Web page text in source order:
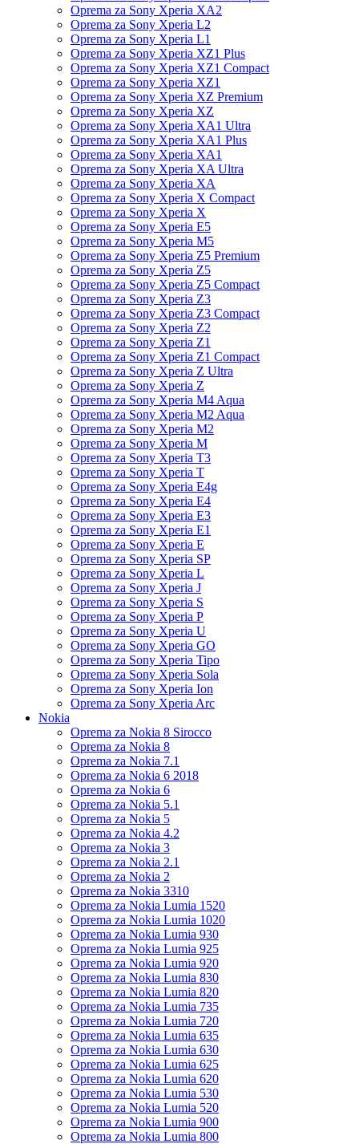
Oprema za Sony Xperia XA2
Oprema za Sony Xperia L2
Oprema za Sony Xperia L1
Oprema za Sony Xperia XZ1 Plus
Oprema za Sony Xperia XZ1 Compact
Oprema za Sony Xperia XZ1
Oprema za Sony Xperia XZ Premium
Oprema za Sony Xperia XZ
Oprema za Sony Xperia XA1 Ultra
Oprema za Sony Xperia XA1 Plus
Oprema za Sony Xperia XA1
Oprema za Sony Xperia XA Ultra
Oprema za Sony Xperia XA
Oprema za Sony Xperia X Compact
Oprema za Sony Xperia X
Oprema za Sony Xperia E5
Oprema za Sony Xperia M5
Oprema za Sony Xperia Z5 Premium
Oprema za Sony Xperia Z5
Oprema za Sony Xperia Z5 Compact
Oprema za Sony Xperia Z3
Oprema za Sony Xperia Z3 Compact
Oprema za Sony Xperia Z2
Oprema za Sony Xperia Z1
Oprema za Sony Xperia Z1 Compact
Oprema za Sony Xperia Z Ultra
Oprema za Sony Xperia Z
Oprema za Sony Xperia M4 Aqua
Oprema za Sony Xperia M2 Aqua
Oprema za Sony Xperia M2
Oprema za Sony Xperia M
Oprema za Sony Xperia T3
Oprema za Sony Xperia T
Oprema za Sony Xperia E4g
Oprema za Sony Xperia E4
Oprema za Sony Xperia E3
Oprema za Sony Xperia E1
Oprema za Sony Xperia E
Oprema za Sony Xperia SP
Oprema za Sony Xperia L
Oprema za Sony Xperia J
Oprema za Sony Xperia S
Oprema za Sony Xperia P
Oprema za Sony Xperia U
Oprema za Sony Xperia GO
Oprema za Sony Xperia Tipo
Oprema za Sony Xperia Sola
Oprema za Sony Xperia Ion
Oprema za Sony Xperia Arc
Nokia
Oprema za Nokia 8 Sirocco
Oprema za Nokia 8
Oprema za Nokia 7.1
Oprema za Nokia 6 2018
Oprema za Nokia 6
Oprema za Nokia 5.1
Oprema za Nokia 5
Oprema za Nokia 4.2
Oprema za Nokia 3
Oprema za Nokia 2.1
Oprema za Nokia 2
Oprema za Nokia 3310
Oprema za Nokia Lumia 1520
Oprema za Nokia Lumia 1020
Oprema za Nokia Lumia 930
Oprema za Nokia Lumia 925
Oprema za Nokia Lumia 920
Oprema za Nokia Lumia 830
Oprema za Nokia Lumia 820
Oprema za Nokia Lumia 735
Oprema za Nokia Lumia 720
Oprema za Nokia Lumia 635
Oprema za Nokia Lumia 630
Oprema za Nokia Lumia 625
Oprema za Nokia Lumia 620
Oprema za Nokia Lumia 530
Oprema za Nokia Lumia 520
Oprema za Nokia Lumia 900
Oprema za Nokia Lumia 800